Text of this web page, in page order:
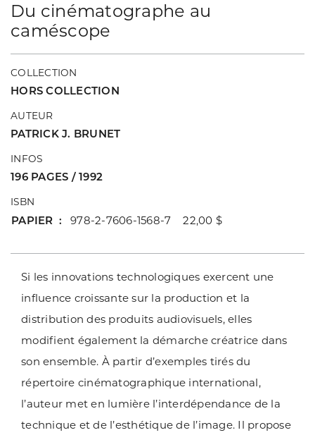
Du cinématographe au
caméscope
COLLECTION
HORS COLLECTION
AUTEUR
PATRICK J. BRUNET
INFOS
196 PAGES / 1992
ISBN
PAPIER 978-2-7606-1568-7 22,00 $
Si les innovations technologiques exercent une
influence croissante sur la production et la
distribution des produits audiovisuels, elles
modifient également la démarche créatrice dans
son ensemble. À partir d’exemples tirés du
répertoire cinématographique international,
l’auteur met en lumière l’interdépendance de la
technique et de l’esthétique de l’image. Il propose